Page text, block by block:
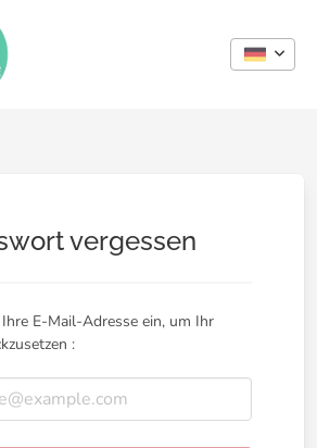
vergessen
E-Mail-Adresse ein, um Ihr
: